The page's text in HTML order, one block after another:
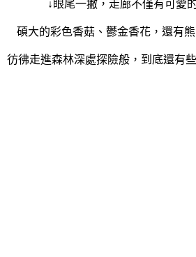
↓眼尾一撇，走廊不僅有可愛
碩大的彩色香菇、鬱金香花，還有
彷彿走進森林深處探險般，到底還有